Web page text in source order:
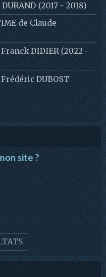
(2017 - 2018)
de Claude
Franck DIDIER (2022 -
DUBOST
site ?